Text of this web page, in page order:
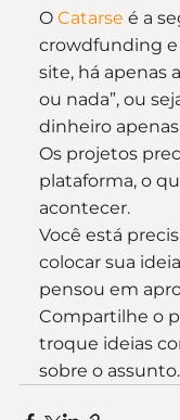
O Catarse é a
crowdfunding e
site, há apenas
ou nada”, ou
dinheiro
Os projetos
plataforma, o
acontecer.
Você está
colocar sua
pensou em
Compartilhe o
troque ideias
sobre o assunto.